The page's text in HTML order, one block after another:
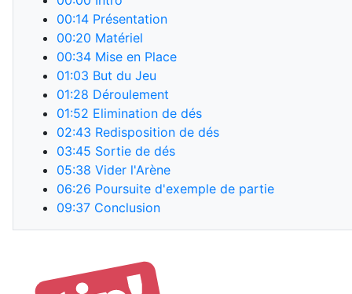
00:14 Présentation
00:20 Matériel
00:34 Mise en Place
01:03 But du Jeu
01:28 Déroulement
01:52 Elimination de dés
02:43 Redisposition de dés
03:45 Sortie de dés
05:38 Vider l'Arène
06:26 Poursuite d'exemple de partie
09:37 Conclusion